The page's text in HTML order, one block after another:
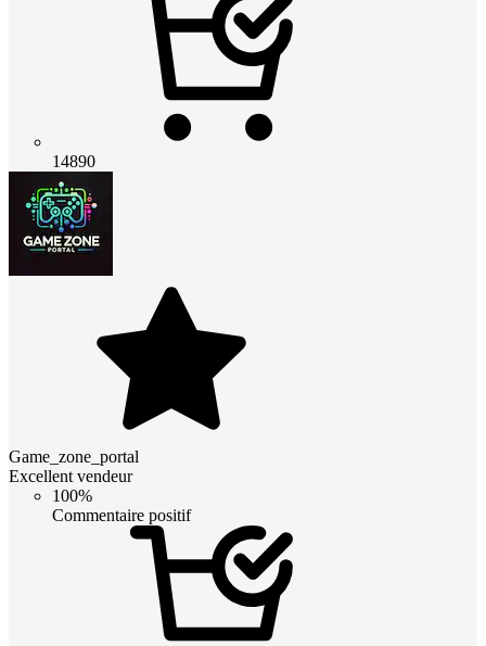
14890
Game_zone_portal
Excellent vendeur
100%
Commentaire positif